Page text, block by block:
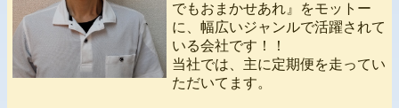
でもおまかせあれ』をモットー
に、幅広いジャンルで活躍されて
いる会社です！！
当社では、主に定期便を走ってい
ただいてます。